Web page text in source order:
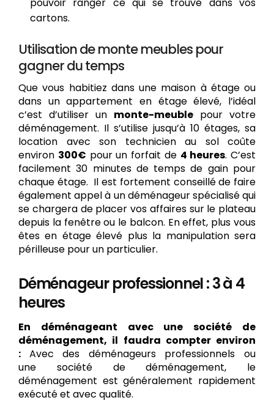
cartons.
Utilisation de monte meubles pour
gagner du temps
Que vous habitiez dans une maison à étage ou
dans un appartement en étage élevé, l’idéal
c’est d’utiliser un monte-meuble pour votre
déménagement. Il s’utilise jusqu’à 10 étages, sa
location avec son technicien au sol coûte
environ 300€ pour un forfait de 4 heures. C’est
facilement 30 minutes de temps de gain pour
chaque étage. Il est fortement conseillé de faire
également appel à un déménageur spécialisé qui
se chargera de placer vos affaires sur le plateau
depuis la fenêtre ou le balcon. En effet, plus vous
êtes en étage élevé plus la manipulation sera
périlleuse pour un particulier.
Déménageur professionnel : 3 à 4
heures
En déménageant avec une société de
déménagement, il faudra compter environ
: Avec des déménageurs professionnels ou
une société de déménagement, le
déménagement est généralement rapidement
exécuté et avec qualité.